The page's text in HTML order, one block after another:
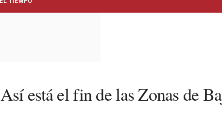
está el fin de las Zonas de